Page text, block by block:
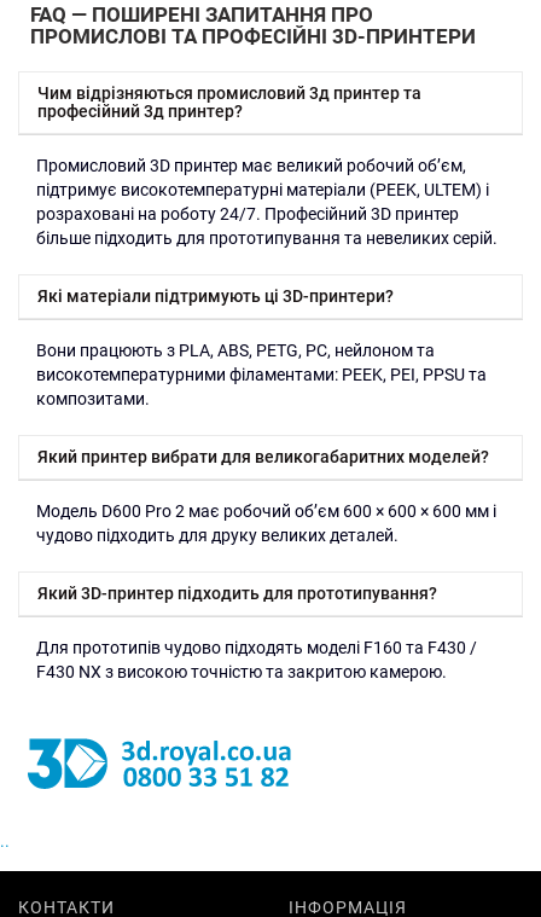
FAQ — ПОШИРЕНІ ЗАПИТАННЯ ПРО
ПРОМИСЛОВІ ТА ПРОФЕСІЙНІ 3D-ПРИНТЕРИ
Чим відрізняються промисловий 3д принтер та
професійний 3д принтер?
Промисловий 3D принтер має великий робочий об’єм,
підтримує високотемпературні матеріали (PEEK, ULTEM) і
розраховані на роботу 24/7. Професійний 3D принтер
більше підходить для прототипування та невеликих серій.
Які матеріали підтримують ці 3D-принтери?
Вони працюють з PLA, ABS, PETG, PC, нейлоном та
високотемпературними філаментами: PEEK, PEI, PPSU та
композитами.
Який принтер вибрати для великогабаритних моделей?
Модель D600 Pro 2 має робочий об’єм 600 × 600 × 600 мм і
чудово підходить для друку великих деталей.
Який 3D-принтер підходить для прототипування?
Для прототипів чудово підходять моделі F160 та F430 /
F430 NX з високою точністю та закритою камерою.
..
КОНТАКТИ ІНФОРМАЦІЯ